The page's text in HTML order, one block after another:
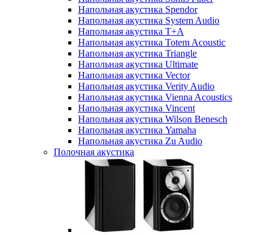
Напольная акустика Spendor
Напольная акустика System Audio
Напольная акустика T+A
Напольная акустика Totem Acoustic
Напольная акустика Triangle
Напольная акустика Ultimate
Напольная акустика Vector
Напольная акустика Verity Audio
Напольная акустика Vienna Acoustics
Напольная акустика Vincent
Напольная акустика Wilson Benesch
Напольная акустика Yamaha
Напольная акустика Zu Audio
Полочная акустика